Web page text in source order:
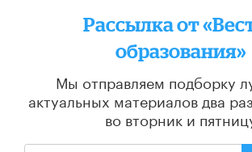
Рассылка от
образования»
Мы отправляем подборку
актуальных материалов два
во вторник и